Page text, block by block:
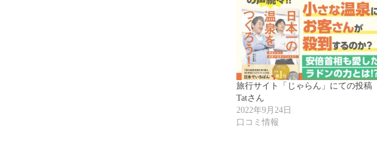
旅行サイト「じゃらん」にての投稿
Tatさん
2022年9月24日
口コミ情報